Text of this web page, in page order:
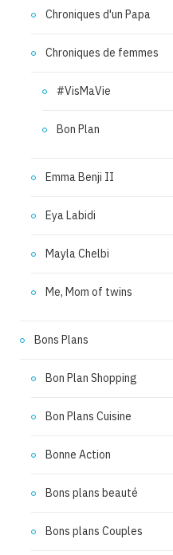
Chroniques d'un Papa
Chroniques de femmes
#VisMaVie
Bon Plan
Emma Benji II
Eya Labidi
Mayla Chelbi
Me, Mom of twins
Bons Plans
Bon Plan Shopping
Bon Plans Cuisine
Bonne Action
Bons plans beauté
Bons plans Couples